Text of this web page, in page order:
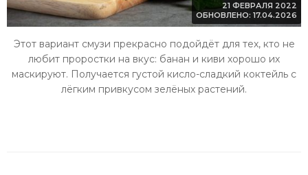
21 ФЕВРАЛЯ 2022
ОБНОВЛЕНО: 17.04.2026
Этот вариант смузи прекрасно подойдёт для тех, кто не
любит проростки на вкус: банан и киви хорошо их
маскируют. Получается густой кисло-сладкий коктейль с
лёгким привкусом зелёных растений.